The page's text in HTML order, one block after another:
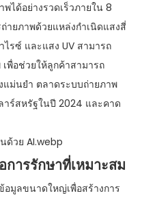
ได้อย่างรวดเร็วภายใน 8
ายภาพด้วยแหล่งกำเนิดแสงสี่
รซ์ และแสง UV สามารถ
เพื่อช่วยให้ลูกค้าสามารถ
แม่นยำ ตลาดระบบถ่ายภาพ
ร์สหรัฐในปี 2024 และคาด
ารรักษาที่เหมาะสม
อมูลขนาดใหญ่เพื่อสร้างการ